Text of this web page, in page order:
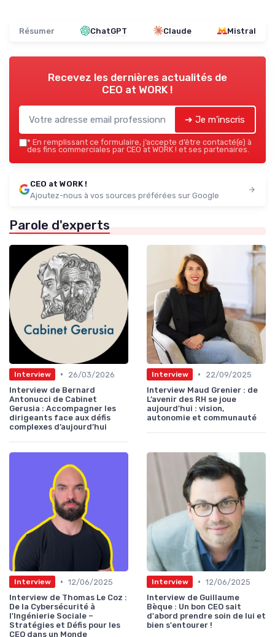
Résumer ChatGPT Claude Mistral
Recevez les dernières actualités de
CEO at WORK !
➔ Je m'inscris
* En remplissant ce formulaire, j’accepte d’être contacté(e) à
des fins commerciales par CEO at WORK ! et ses partenaires.
CEO at WORK !
Ajoutez-nous à vos sources préférées sur Google
Parole d'experts
Interview •
26/03/2026
Interview de Bernard
Antonucci de Cabinet
Gerusia : Accompagner les
dirigeants face aux défis
complexes d’aujourd’hui
Interview •
22/09/2025
Interview Maud Grenier : de
L’avenir des RH se joue
aujourd'hui : vision,
autonomie et communauté
Interview • 12/06/2025
Interview de Thomas Le Coz :
De la Cybersécurité à
l'Ingénierie Sociale –
Stratégies et Défis pour les
CEO dans un Monde
Interview • 12/06/2025
Interview de Guillaume
Bèque : Un bon CEO sait
d'abord prendre soin de lui et
bien s'entourer !